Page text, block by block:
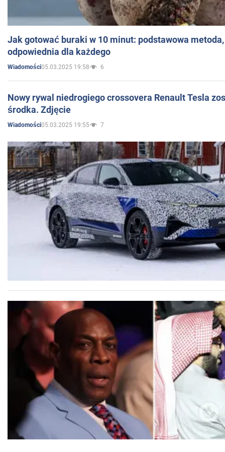
Jak gotować buraki w 10 minut: podstawowa
odpowiednia dla każdego
Wiadomości05.03.2025 19:58 6
Nowy rywal niedrogiego crossovera Renault Tesla
środka. Zdjęcie
Wiadomości05.03.2025 19:55 7